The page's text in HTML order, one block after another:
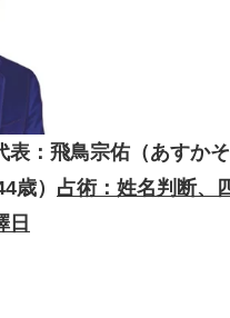
：飛鳥宗佑（あすかそ
歳） 占術：姓名判断、
日